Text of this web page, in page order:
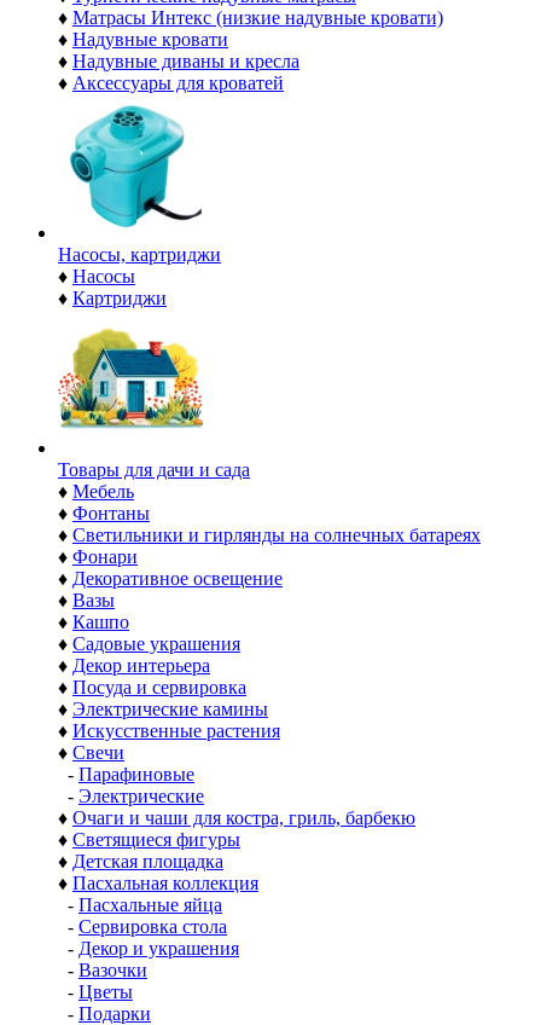
♦ Матрасы Интекс (низкие надувные кровати)
♦ Надувные кровати
♦ Надувные диваны и кресла
♦ Аксессуары для кроватей
Насосы, картриджи
♦ Насосы
♦ Картриджи
Товары для дачи и сада
♦ Мебель
♦ Фонтаны
♦ Светильники и гирлянды на солнечных батареях
♦ Фонари
♦ Декоративное освещение
♦ Вазы
♦ Кашпо
♦ Садовые украшения
♦ Декор интерьера
♦ Посуда и сервировка
♦ Электрические камины
♦ Искусственные растения
♦ Свечи
- Парафиновые
- Электрические
♦ Очаги и чаши для костра, гриль, барбекю
♦ Светящиеся фигуры
♦ Детская площадка
♦ Пасхальная коллекция
- Пасхальные яйца
- Сервировка стола
- Декор и украшения
- Вазочки
- Цветы
- Подарки